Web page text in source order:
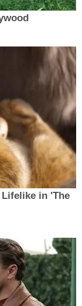
Lifelike in 'The